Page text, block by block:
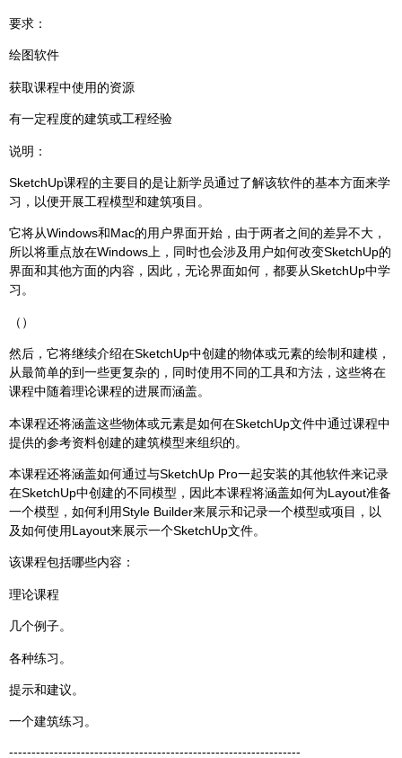
要求：
绘图软件
获取课程中使用的资源
有一定程度的建筑或工程经验
说明：
SketchUp课程的主要目的是让新学员通过了解该软件的基本方面来学
习，以便开展工程模型和建筑项目。
它将从Windows和Mac的用户界面开始，由于两者之间的差异不大，
所以将重点放在Windows上，同时也会涉及用户如何改变SketchUp的
界面和其他方面的内容，因此，无论界面如何，都要从SketchUp中学
习。
（）
然后，它将继续介绍在SketchUp中创建的物体或元素的绘制和建模，
从最简单的到一些更复杂的，同时使用不同的工具和方法，这些将在
课程中随着理论课程的进展而涵盖。
本课程还将涵盖这些物体或元素是如何在SketchUp文件中通过课程中
提供的参考资料创建的建筑模型来组织的。
本课程还将涵盖如何通过与SketchUp Pro一起安装的其他软件来记录
在SketchUp中创建的不同模型，因此本课程将涵盖如何为Layout准备
一个模型，如何利用Style Builder来展示和记录一个模型或项目，以
及如何使用Layout来展示一个SketchUp文件。
该课程包括哪些内容：
理论课程
几个例子。
各种练习。
提示和建议。
一个建筑练习。
-----------------------------------------------------------------